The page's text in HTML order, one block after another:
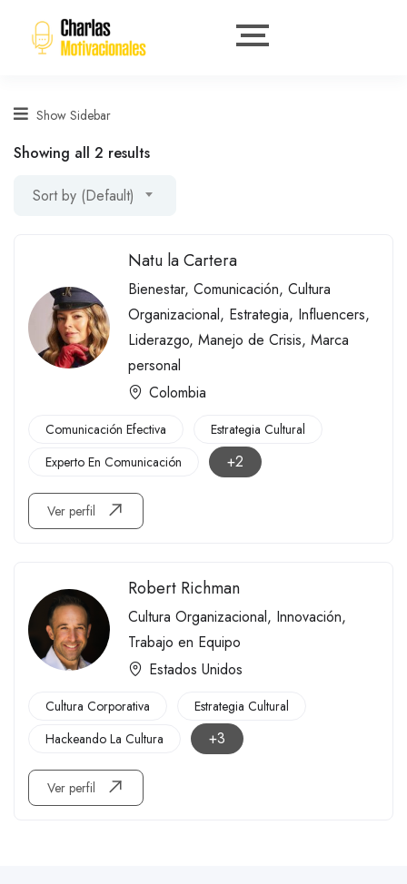
Show Sidebar
Showing all 2 results
Sort by (Default)
Natu la Cartera
Bienestar, Comunicación, Cultura
Organizacional, Estrategia, Influencers,
Liderazgo, Manejo de Crisis, Marca
personal
Colombia
Comunicación Efectiva
Estrategia Cultural
Experto En Comunicación
+2
Ver perfil
Robert Richman
Cultura Organizacional, Innovación,
Trabajo en Equipo
Estados Unidos
Cultura Corporativa
Estrategia Cultural
Hackeando La Cultura
+3
Ver perfil